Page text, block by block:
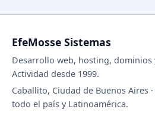
EfeMosse Sistemas
Desarrollo web, hosting,
Actividad desde 1999.
Caballito, Ciudad de Buenos Aires
todo el país y Latinoamérica.